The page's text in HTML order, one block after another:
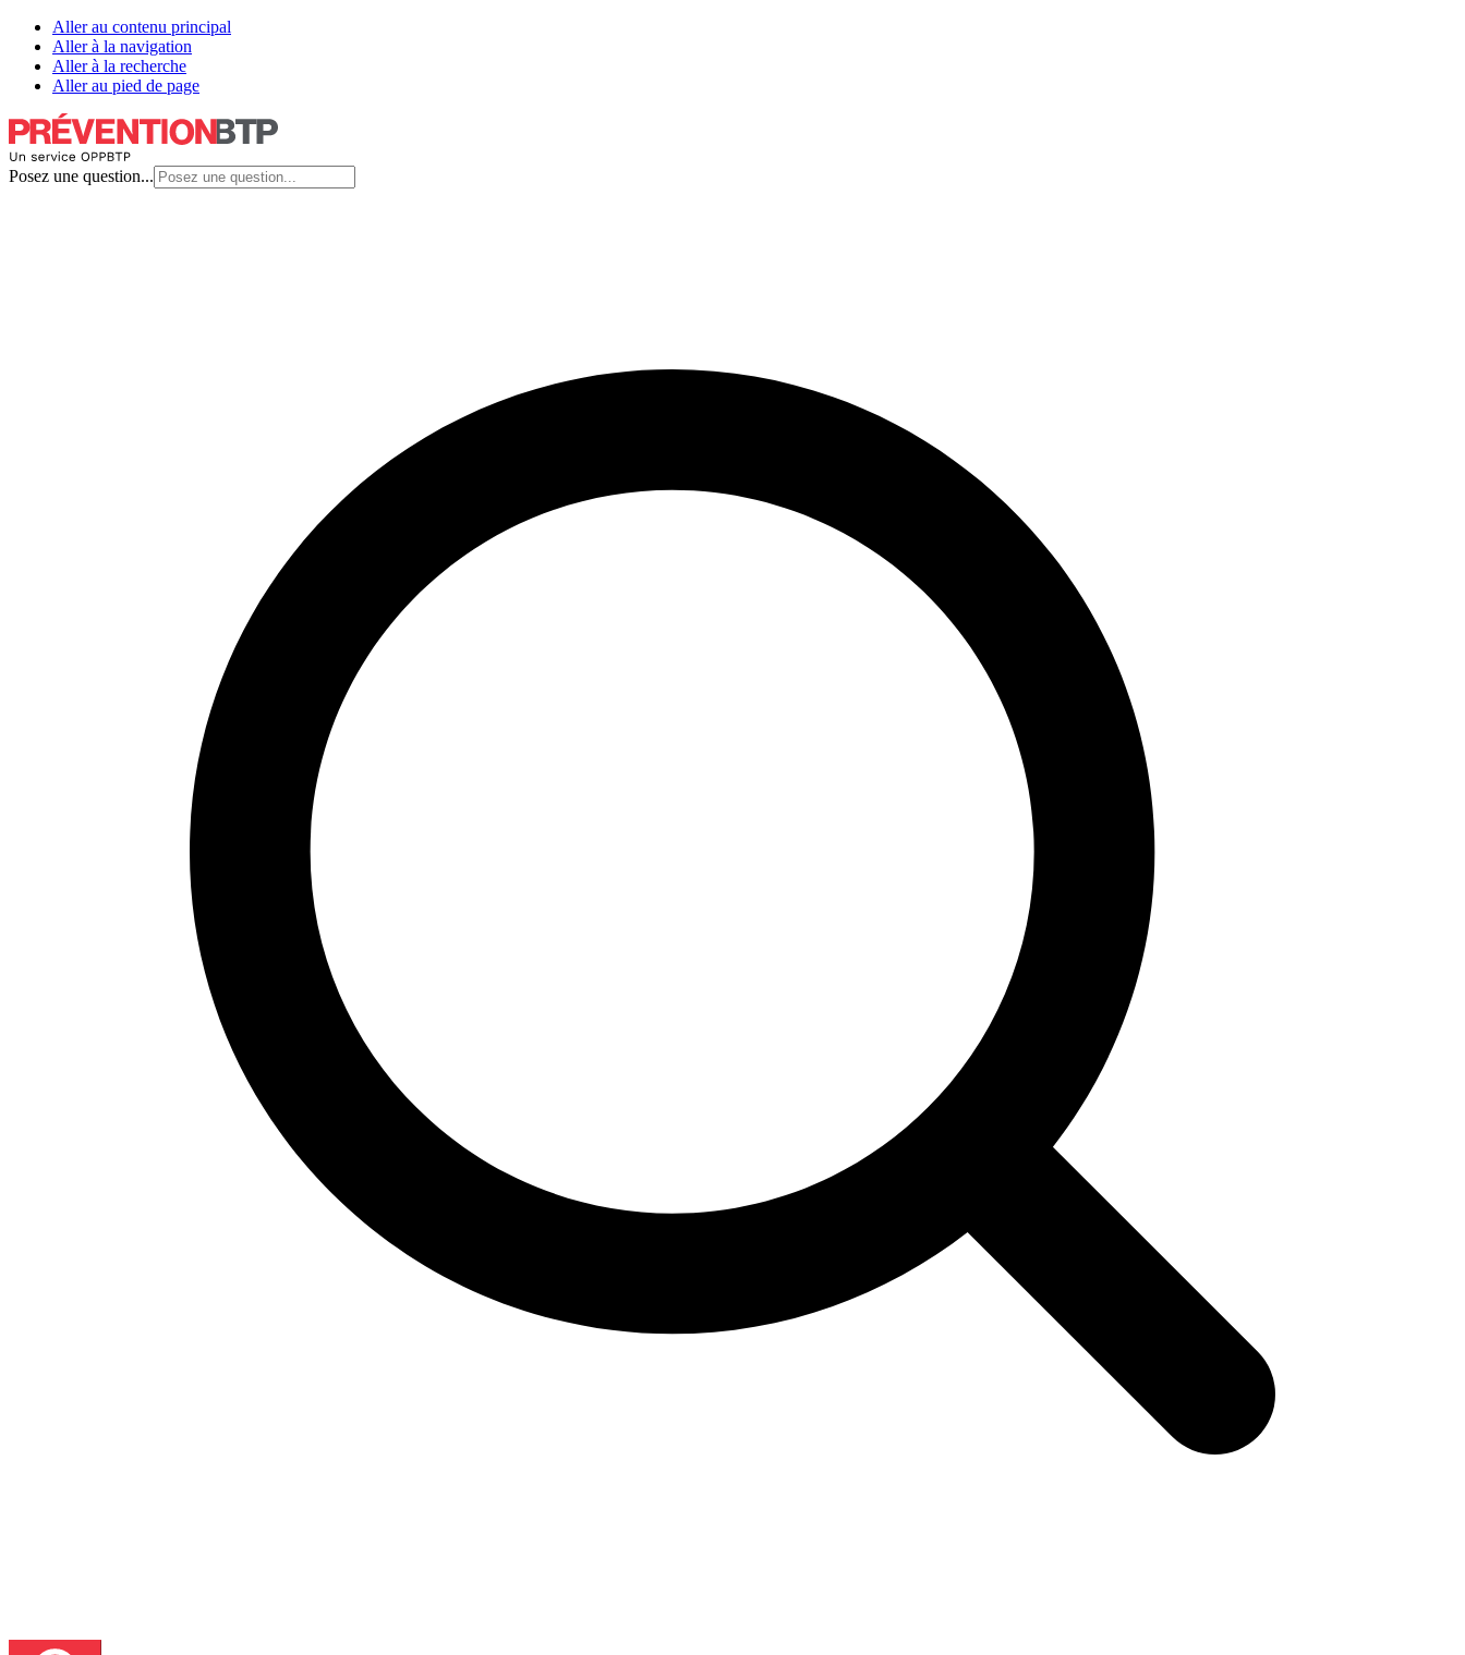
Aller au contenu principal
Aller à la navigation
Aller à la recherche
Aller au pied de page
Posez une question...